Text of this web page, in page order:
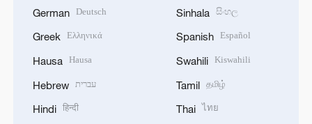
German Deutsch
Greek Ελληνικά
Hausa Hausa
Hebrew עברית
Hindi हिन्दी
Sinhala සිංහල
Spanish Español
Swahili Kiswahili
Tamil தமிழ்
Thai ไทย